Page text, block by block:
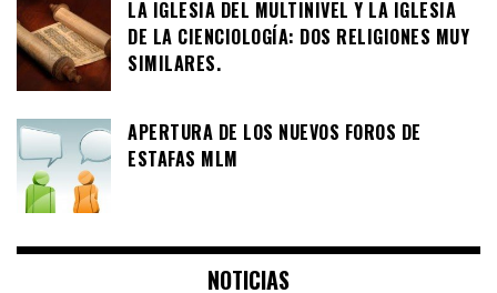
LA IGLESIA DEL MULTINIVEL Y LA IGLESIA
DE LA CIENCIOLOGÍA: DOS RELIGIONES MUY
SIMILARES.
APERTURA DE LOS NUEVOS FOROS DE
ESTAFAS MLM
NOTICIAS